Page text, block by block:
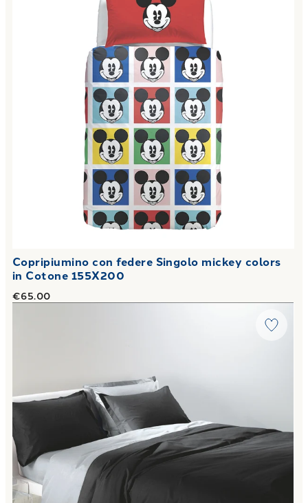
Copripiumino con federe Singolo mickey colors
in Cotone 155X200
€65.00